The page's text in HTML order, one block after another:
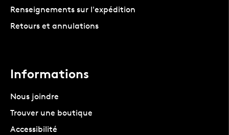
Renseignements sur l'expédition
Retours et annulations
Informations
Nous joindre
Trouver une boutique
Accessibilité